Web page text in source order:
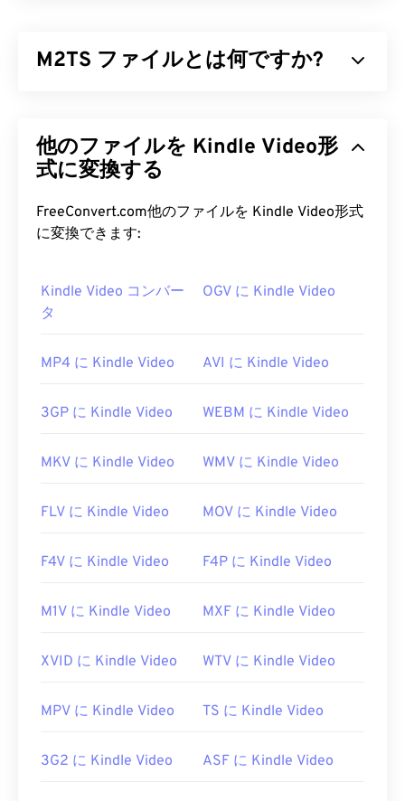
M2TS ファイルとは何ですか?
式です。これは、消費者向けBlu-rayディスクに暗
号化されたコンテンツを格納する、独自のデジタル
ネット経由のストリーミングコンテンツもサポート
しています。
ればいいですか?
WindowsではVLCメディアプレーヤー、または
LinuxまたはMac OS XではVLCメディアプレーヤー
を使用します。M2TSは、チャプター、キャプショ
ています。
拡張子から「2」を削除してMTSにしてください。
の「注記」に記載されている手順を参照してくださ
アップデートすることです。これにより、互換性の
開発元: Blu-ray Disc Association
役立つリンク:
https://en.wikipedia.org/wiki/.m2ts
他のファイルを Kindle Video形
式に変換する
FreeConvert.com他のファイルを Kindle Video形式
に変換できます:
Kindle Video コンバー
タ
OGV に Kindle Video
MP4 に Kindle Video AVI に Kindle Video
3GP に Kindle Video WEBM に Kindle Video
MKV に Kindle Video WMV に Kindle Video
FLV に Kindle Video MOV に Kindle Video
F4V に Kindle Video F4P に Kindle Video
M1V に Kindle Video MXF に Kindle Video
XVID に Kindle Video WTV に Kindle Video
MPV に Kindle Video TS に Kindle Video
3G2 に Kindle Video ASF に Kindle Video